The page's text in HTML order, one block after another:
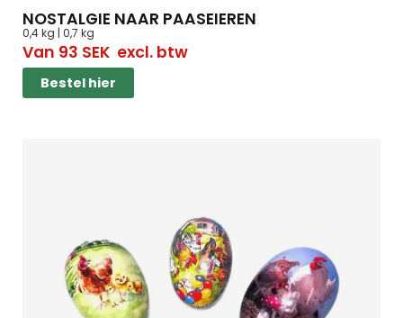
NOSTALGIE NAAR PAASEIEREN
0,4 kg | 0,7 kg
Van 93 SEKexcl. btw
Bestel hier